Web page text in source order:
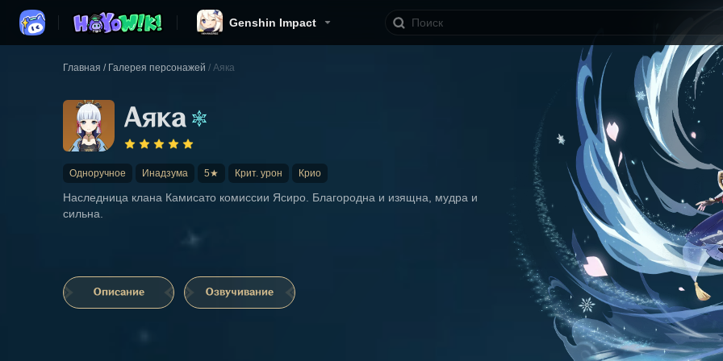
Genshin Impact
Главная / Галерея персонажей / Аяка
Аяка
Одноручное Инадзума 5★ Крит. урон Крио
Наследница клана Камисато комиссии Ясиро. Благородна и изящна, мудра и
сильна.
Описание Озвучивание